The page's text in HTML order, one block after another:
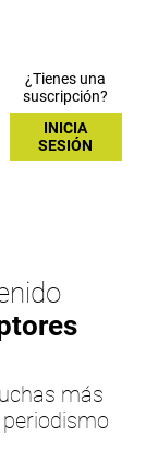
¿Tienes una
suscripción?
INICIA
SESIÓN
más